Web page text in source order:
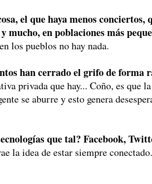
el que haya menos conciertos,
mucho, en poblaciones más
los pueblos no hay nada.
han cerrado el grifo de forma
privada que hay... Coño, es que
se aburre y esto genera
que tal? Facebook,
la idea de estar siempre